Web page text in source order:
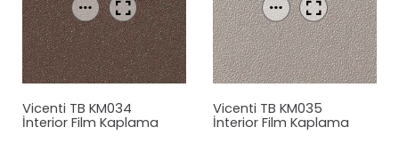
Vicenti TB KM034
İnterior Film Kaplama
Vicenti TB KM035
İnterior Film Kaplama